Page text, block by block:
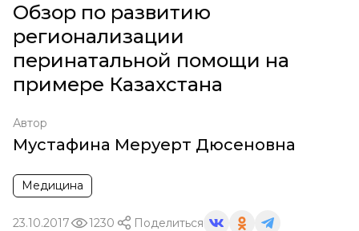
Обзор по развитию
регионализации
перинатальной помощи на
примере Казахстана
Автор
Мустафина Меруерт Дюсеновна
Медицина
23.10.2017 1230 Поделиться